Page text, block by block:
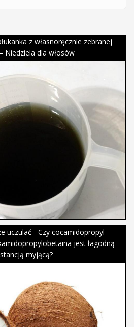
z własnoręcznie zebranej
Niedziela dla włosów
uczulać - Czy cocamidopropyl
jest łagodną
myjącą?